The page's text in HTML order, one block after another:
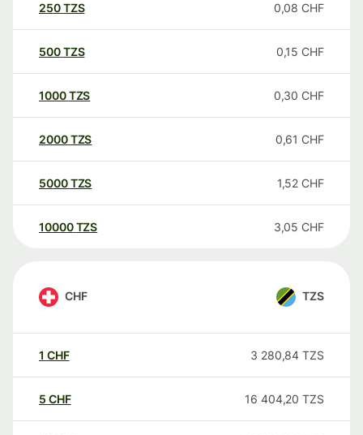
250TZS 0,08 CHF
500TZS 0,15 CHF
1000TZS 0,30 CHF
2000TZS 0,61 CHF
5000TZS 1,52 CHF
10000 TZS 3,05 CHF
CHF TZS
1 CHF 3 280,84 TZS
5 CHF 16 404,20 TZS